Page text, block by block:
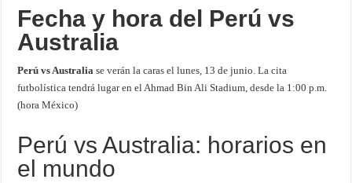
Fecha y hora del Perú vs
Australia
Perú vs Australia se verán la caras el lunes, 13 de junio. La cita
futbolística tendrá lugar en el Ahmad Bin Ali Stadium, desde la 1:00 p.m.
(hora México)
Perú vs Australia: horarios en
el mundo